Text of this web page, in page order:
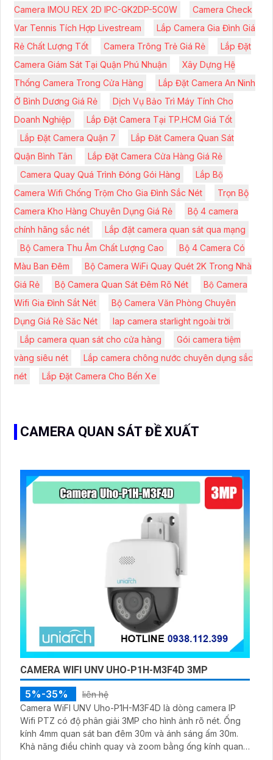
Camera IMOU REX 2D IPC-GK2DP-5C0W
Camera Check
Var Tennis Tích Hợp Livestream
Lắp Camera Gia Đình Giá
Rẻ Chất Lượng Tốt
Camera Trông Trẻ Giá Rẻ
Lắp Đặt
Camera Giám Sát Tại Quận Phú Nhuận
Xây Dựng Hệ
Thống Camera Trong Cửa Hàng
Lắp Đặt Camera An Ninh
Ở Bình Dương Giá Rẻ
Dịch Vụ Bảo Trì Máy Tính Cho
Doanh Nghiệp
Lắp Đặt Camera Tại TP.HCM Giá Tốt
Lắp Đặt Camera Quận 7
Lắp Đăt Camera Quan Sát
Quận Bình Tân
Lắp Đặt Camera Cửa Hàng Giá Rẻ
Camera Quay Quá Trình Đóng Gói Hàng
Lắp Bộ
Camera Wifi Chống Trộm Cho Gia Đình Sắc Nét
Trọn Bộ
Camera Kho Hàng Chuyên Dụng Giá Rẻ
Bộ 4 camera
chính hãng sắc nét
Lắp đặt camera quan sát qua mạng
Bộ Camera Thu Âm Chất Lượng Cao
Bộ 4 Camera Có
Màu Ban Đêm
Bộ Camera WiFi Quay Quét 2K Trong Nhà
Giá Rẻ
Bộ Camera Quan Sát Đêm Rõ Nét
Bộ Camera
Wifi Gia Đình Sắt Nét
Bộ Camera Văn Phòng Chuyên
Dụng Giá Rẻ Săc Nét
lap camera starlight ngoài trời
Lắp camera quan sát cho cửa hàng
Gói camera tiệm
vàng siêu nét
Lắp camera chông nước chuyên dụng sắc
nét
Lắp Đặt Camera Cho Bến Xe
CAMERA QUAN SÁT ĐỀ XUẤT
CAMERA WIFI UNV UHO-P1H-M3F4D 3MP
5%-35%
liên hệ
Camera WiFI UNV Uho-P1H-M3F4D là dòng camera IP
Wifi PTZ có độ phân giải 3MP cho hình ảnh rõ nét. Ống
kính 4mm quan sát ban đêm 30m và ánh sáng ấm 30m.
Khả năng điều chỉnh quay và zoom bằng ống kính quang